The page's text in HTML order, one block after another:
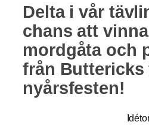
Delta i vår
chans att
mordgåta och
från Buttericks
nyårsfesten!